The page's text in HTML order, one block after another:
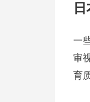
一
审
育